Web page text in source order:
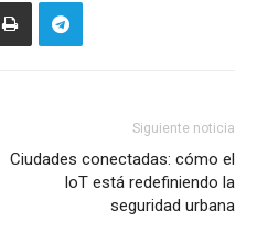
Siguiente noticia
Ciudades conectadas: cómo el
IoT está redefiniendo la
seguridad urbana